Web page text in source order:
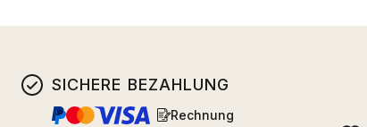
SICHERE BEZAHLUNG
Rechnung